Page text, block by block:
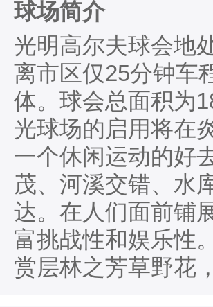
球场简介
光明高尔夫球会地
离市区仅25分钟车
体。球会总面积为
光球场的启用将在
一个休闲运动的好
茂、河溪交错、水
达。在人们面前铺
富挑战性和娱乐性
赏层林之芳草野花